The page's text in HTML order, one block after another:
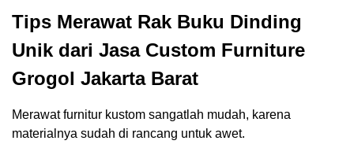
Tips Merawat Rak Buku Dinding
Unik dari Jasa Custom Furniture
Grogol Jakarta Barat
Merawat furnitur kustom sangatlah mudah, karena
materialnya sudah di rancang untuk awet.